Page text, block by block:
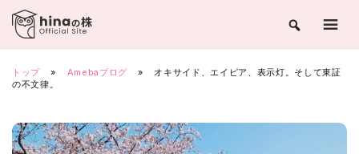
Skip
content
トップ » Amebaブログ »
オキサイド、エイピア、表示灯。そして東証
の不文律。